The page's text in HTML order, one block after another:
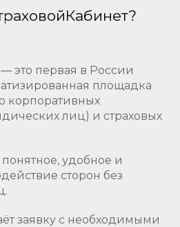
это первая в России
площадка
корпоративных
лиц) и страховых
удобное и
сторон без
заявку с необходимыми